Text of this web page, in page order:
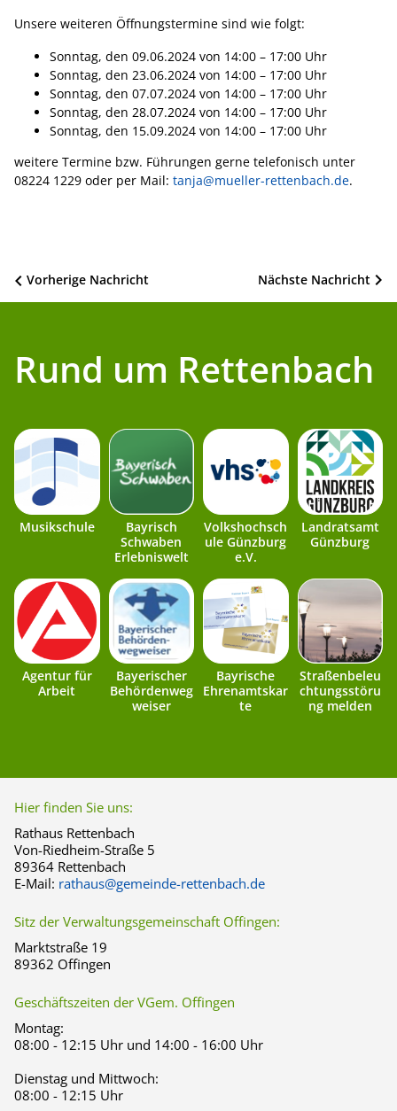
Unsere weiteren Öffnungstermine sind wie folgt:
Sonntag, den 09.06.2024 von 14:00 – 17:00 Uhr
Sonntag, den 23.06.2024 von 14:00 – 17:00 Uhr
Sonntag, den 07.07.2024 von 14:00 – 17:00 Uhr
Sonntag, den 28.07.2024 von 14:00 – 17:00 Uhr
Sonntag, den 15.09.2024 von 14:00 – 17:00 Uhr
weitere Termine bzw. Führungen gerne telefonisch unter
08224 1229 oder per Mail: tanja@mueller-rettenbach.de.
Beitragsnavigation Nächste Nachricht
Vorherige Nachricht
Rund um Rettenbach
Musikschule
Bayrisch
Schwaben
Erlebniswelt
Volkshochsch
ule Günzburg
e.V.
Landratsamt
Günzburg
Agentur für
Arbeit
Bayerischer
Behördenweg
weiser
Bayrische
Ehrenamtskar
te
Straßenbeleu
chtungsstöru
ng melden
Hier finden Sie uns:
Rathaus Rettenbach
Von-Riedheim-Straße 5
89364 Rettenbach
E-Mail: rathaus@gemeinde-rettenbach.de
Sitz der Verwaltungsgemeinschaft Offingen:
Marktstraße 19
89362 Offingen
Geschäftszeiten der VGem. Offingen
Montag:
08:00 - 12:15 Uhr und 14:00 - 16:00 Uhr
Dienstag und Mittwoch:
08:00 - 12:15 Uhr